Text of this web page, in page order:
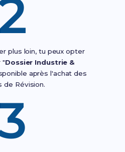
plus loin, tu peux opter
"Dossier Industrie &
après l'achat des
de Révision.